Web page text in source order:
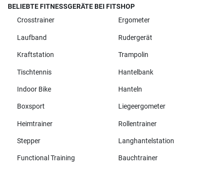
BELIEBTE FITNESSGERÄTE BEI FITSHOP
Crosstrainer
Ergometer
Laufband Rudergerät
Kraftstation Trampolin
Tischtennis Hantelbank
Indoor Bike Hanteln
Boxsport Liegeergometer
Heimtrainer Rollentrainer
Stepper Langhantelstation
Functional Training Bauchtrainer